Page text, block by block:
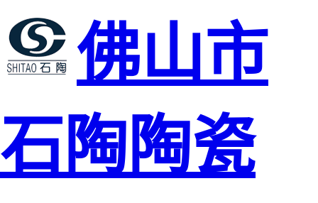
佛山市
石陶陶瓷